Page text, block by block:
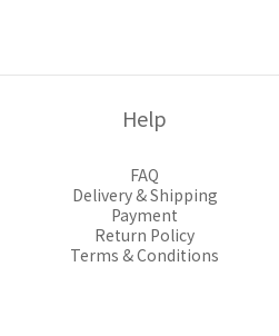
Help
FAQ
Delivery & Shipping
Payment
Return Policy
Terms & Conditions